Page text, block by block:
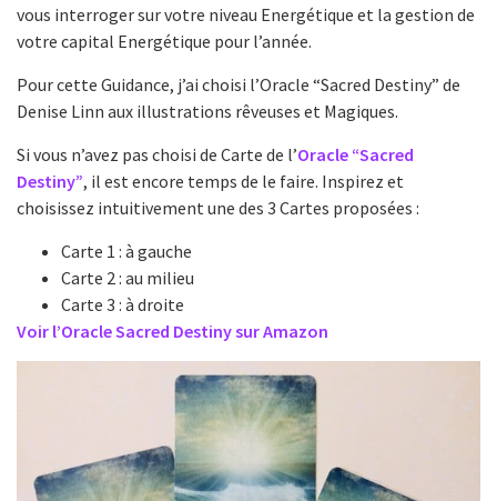
vous interroger sur votre niveau Energétique et la gestion de
votre capital Energétique pour l’année.
Pour cette Guidance, j’ai choisi l’Oracle “Sacred Destiny” de
Denise Linn aux illustrations rêveuses et Magiques.
Si vous n’avez pas choisi de Carte de l’Oracle “Sacred
Destiny”, il est encore temps de le faire. Inspirez et
choisissez intuitivement une des 3 Cartes proposées :
Carte 1 : à gauche
Carte 2 : au milieu
Carte 3 : à droite
Voir l’Oracle Sacred Destiny sur Amazon